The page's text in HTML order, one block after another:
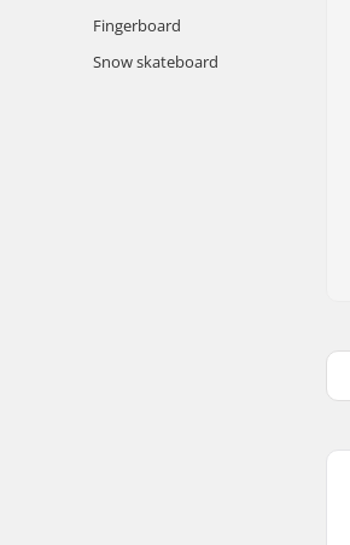
Fingerboard
Snow skateboard